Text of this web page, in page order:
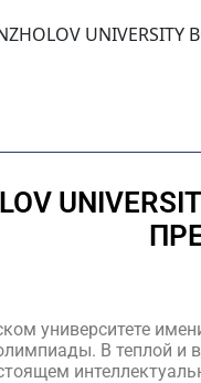
университете
В теплой